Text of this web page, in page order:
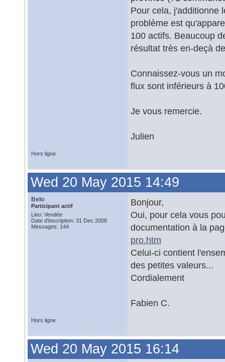
Pour cela, j'additionne
problème est
100 actifs. Beaucoup
résultat très en-deçà
Connaissez-vous un
flux sont inférieurs à
Je vous remercie.
Julien
Hors ligne
Wed 20 May 2015 14:49
Belo
Participant actif
Lieu: Vendée
Date d'inscription: 31 Dec 2008
Messages: 144
Bonjour,
Oui, pour cela vous
documentation à la
pro.htm
Celui-ci contient
des petites valeurs...
Cordialement
Fabien C.
Hors ligne
Wed 20 May 2015 16:14